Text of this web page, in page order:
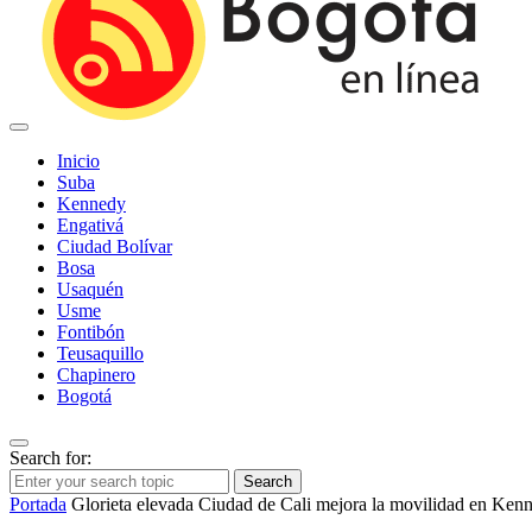
Inicio
Suba
Kennedy
Engativá
Ciudad Bolívar
Bosa
Usaquén
Usme
Fontibón
Teusaquillo
Chapinero
Bogotá
Search for:
Search
Portada Glorieta elevada Ciudad de Cali mejora la movilidad en